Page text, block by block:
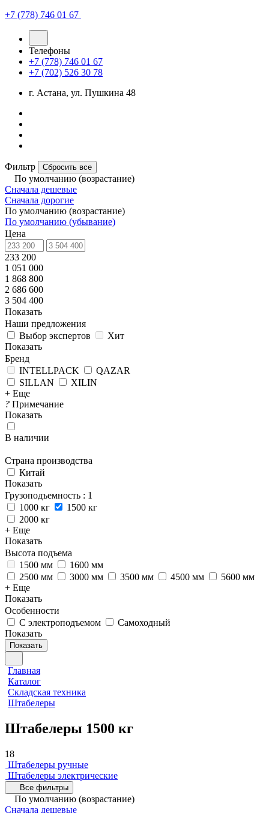
+7 (778) 746 01 67
Телефоны
+7 (778) 746 01 67
+7 (702) 526 30 78
г. Астана, ул. Пушкина 48
Фильтр Сбросить все
По умолчанию (возрастание)
Сначала дешевые
Сначала дорогие
По умолчанию (возрастание)
По умолчанию (убывание)
Цена
233 200
1 051 000
1 868 800
2 686 600
3 504 400
Показать
Наши предложения
Выбор экспертов
Хит
Показать
Бренд
INTELLPACK
QAZAR
SILLAN
XILIN
+ Еще
? Примечание
Показать
В наличии
Страна производства
Китай
Показать
Грузоподъемность : 1
1000 кг
1500 кг
2000 кг
+ Еще
Показать
Высота подъема
1500 мм
1600 мм
2500 мм
3000 мм 3500 мм 4500 мм
5600 мм
+ Еще
Показать
Особенности
С электроподъемом
Самоходный
Показать
Показать
Главная
Каталог
Складская техника
Штабелеры
Штабелеры 1500 кг
18
Штабелеры ручные
Штабелеры электрические
Все фильтры
По умолчанию (возрастание)
Сначала дешевые